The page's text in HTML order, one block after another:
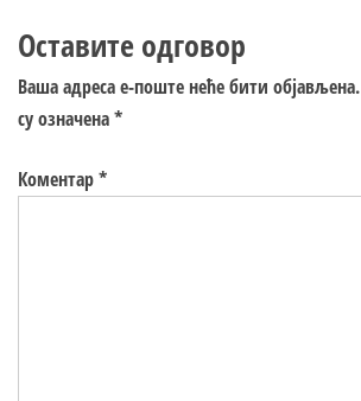
Оставите одговор
Ваша адреса е-поште неће бити објављена.
су означена*
Коментар*